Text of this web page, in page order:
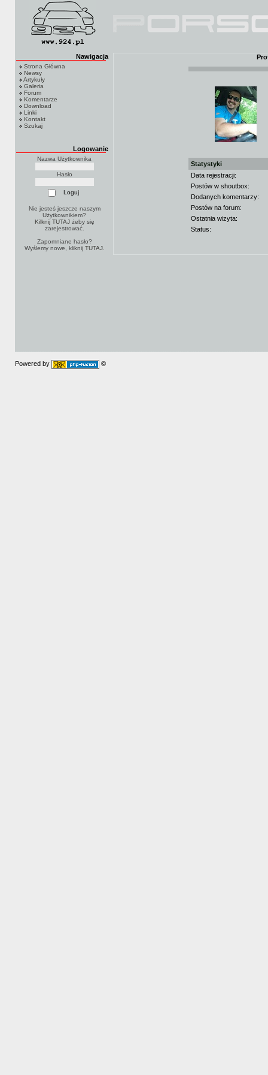
Nawigacja
Strona Główna
Newsy
Artykuły
Galeria
Forum
Komentarze
Download
Linki
Kontakt
Szukaj
Logowanie
Nazwa Użytkownika
Hasło
Nie jesteś jeszcze naszym
Użytkownikiem?
Kilknij TUTAJżeby się
zarejestrować.
Zapomniane hasło?
Wyślemy nowe, kliknij TUTAJ.
Statystyki
Data rejestracji:
Postów w shoutbox:
Dodanych komentarzy:
Postów na forum:
Ostatnia wizyta:
Status:
Powered by ©